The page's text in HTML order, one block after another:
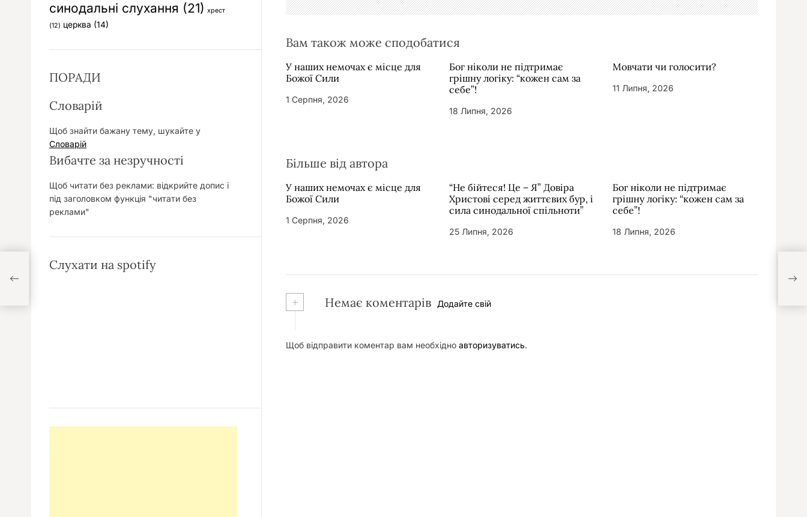
і
Вам також може сподобатися
У наших немочах є місце для
Божої Сили
1 Серпня, 2026
Бог ніколи не підтримає
грішну логіку: “кожен сам за
себе”!
18 Липня, 2026
Мовчати чи голосити?
11 Липня, 2026
Більше від автора
У наших немочах є місце для
Божої Сили
1 Серпня, 2026
“Не бійтеся! Це – Я” Довіра
Христові серед життєвих бур, і
сила синодальної спільноти”
25 Липня, 2026
Бог ніколи не підтримає
грішну логіку: “кожен сам за
себе”!
18 Липня, 2026
+ Немає коментарів Додайте свій
Щоб відправити коментар вам необхідно авторизуватись.
синодальні слухання (21) хрест
(12) церква (14)
ПОРАДИ
Словарій
Щоб знайти бажану тему, шукайте у
Словарій
Вибачте за незручності
Щоб читати без реклами: відкрийте допис і
під заголовком функція "читати без
реклами"
Слухати на spotify
щоб